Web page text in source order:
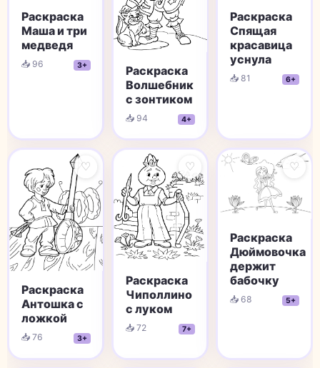
Раскраска
Маша и три
медведя
📥 96 3+
Раскраска
Волшебник
с зонтиком
📥 94 4+
Раскраска
Спящая
красавица
уснула
📥 81 6+
♡
Раскраска
Антошка с
ложкой
📥 76 3+
♡
Раскраска
Чиполлино
с луком
📥 72 7+
♡
Раскраска
Дюймовочка
держит
бабочку
📥 68 5+